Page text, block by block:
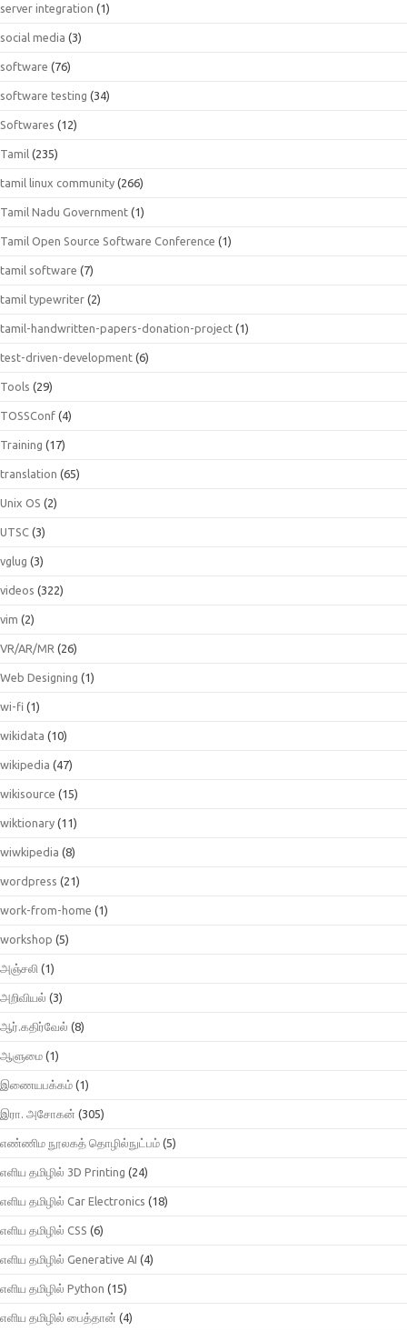
server integration (1)
social media (3)
software (76)
software testing (34)
Softwares (12)
Tamil (235)
tamil linux community (266)
Tamil Nadu Government (1)
Tamil Open Source Software Conference (1)
tamil software (7)
tamil typewriter (2)
tamil-handwritten-papers-donation-project (1)
test-driven-development (6)
Tools (29)
TOSSConf (4)
Training (17)
translation (65)
Unix OS (2)
UTSC (3)
vglug (3)
videos (322)
vim (2)
VR/AR/MR (26)
Web Designing (1)
wi-fi (1)
wikidata (10)
wikipedia (47)
wikisource (15)
wiktionary (11)
wiwkipedia (8)
wordpress (21)
work-from-home (1)
workshop (5)
அஞ்சலி (1)
அறிவியல் (3)
ஆர்.கதிர்வேல் (8)
ஆளுமை (1)
இணையபக்கம் (1)
இரா. அசோகன் (305)
எண்ணிம நூலகத் தொழில்நுட்பம் (5)
எளிய தமிழில் 3D Printing (24)
எளிய தமிழில் Car Electronics (18)
எளிய தமிழில் CSS (6)
எளிய தமிழில் Generative AI (4)
எளிய தமிழில் Python (15)
எளிய தமிழில் பைத்தான் (4)